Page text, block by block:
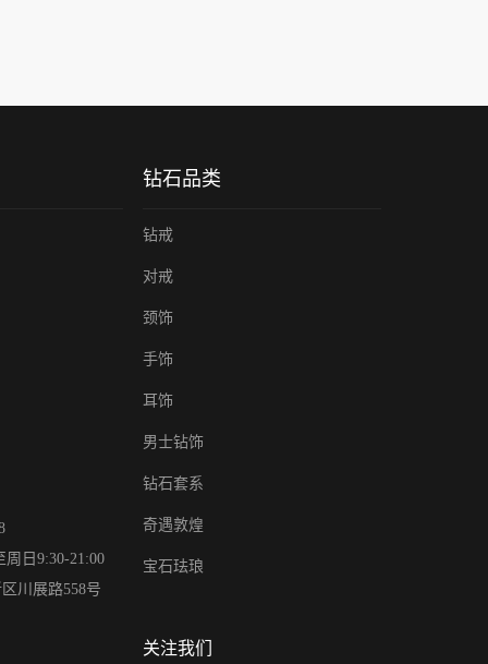
日9:30-21:00
川展路558号
钻石品类
钻戒
对戒
颈饰
手饰
耳饰
男士钻饰
钻石套系
奇遇敦煌
宝石珐琅
关注我们